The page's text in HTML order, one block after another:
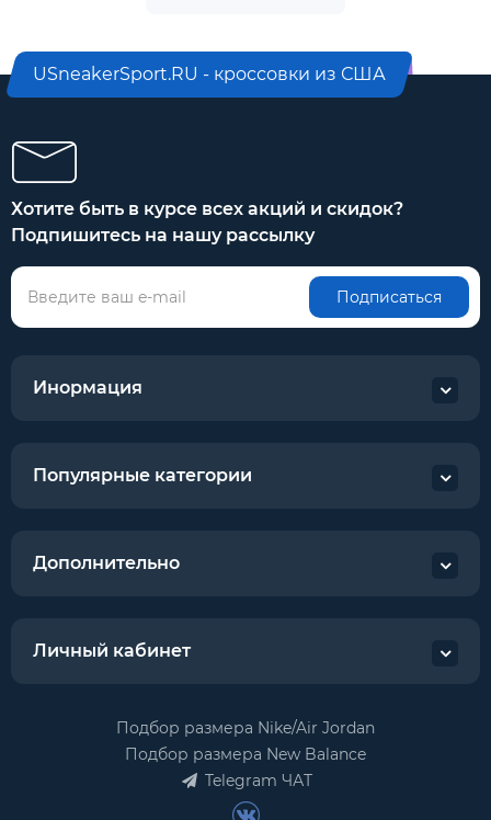
USneakerSport.RU - кроссовки из США
Хотите быть в курсе всех акций и скидок?
Подпишитесь на нашу рассылку
Подписаться
Инормация
Популярные категории
Дополнительно
Личный кабинет
Подбор размера Nike/Air Jordan
Подбор размера New Balance
Telegram ЧАТ